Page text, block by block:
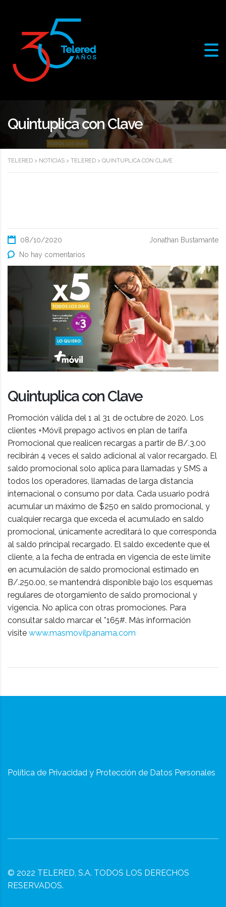
Quintuplica con Clave
TELERED > NOTICIAS > TELERED > QUINTUPLICA CON CLAVE
08/10/2020
Jonathan Bustamante
No hay comentarios
Quintuplica con Clave
Promoción válida del 1 al 31 de octubre de 2020. Los
clientes +Móvil prepago activos en plan de tarifa
Promocional que realicen recargas a partir de B/.3.00
recibirán 4 veces el saldo adicional al valor recargado. El
saldo promocional solo aplica para llamadas y SMS a
todos los operadores, llamadas de larga distancia
internacional o consumo por data. Cada usuario podrá
acumular un máximo de $250 en saldo promocional, y
cualquier recarga que exceda el acumulado en saldo
promocional, únicamente acreditará lo que corresponda
al saldo principal recargado. El saldo excedente que el
cliente, a la fecha de entrada en vigencia de este límite
en acumulación de saldo promocional estimado en
B/.250.00, se mantendrá disponible bajo los esquemas
regulares de otorgamiento de saldo promocional y
vigencia. No aplica con otras promociones. Para
consultar saldo marcar el *165#. Más información
visite www.masmovilpanama.com
Política de Privacidad y Protección de Datos Personales
© 2022 TELERED, S.A. TODOS LOS DERECHOS
RESERVADOS.